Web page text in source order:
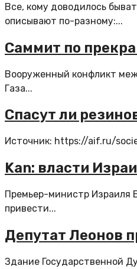
Все, кому доводилось
описывают по-разному:...
Саммит по
Вооруженный конфликт
Газа...
Спасут ли
Источник: https://aif.ru/
Kan: власти
Премьер-министр Израиля
привести...
Депутат Леонов
Здание Государственной